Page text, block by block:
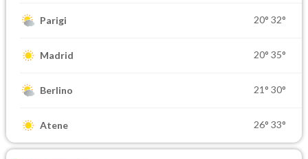
Parigi 20° 32°
Madrid 20° 35°
Berlino 21° 30°
Atene 26° 33°